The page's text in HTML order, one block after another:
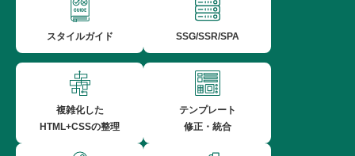
スタイルガイド SSG/SSR/SPA
複雑化した
HTML+CSSの整理
テンプレート
修正・統合